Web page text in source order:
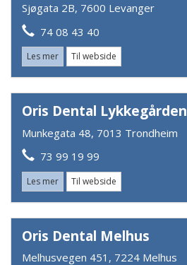
Sjøgata 2B, 7600 Levanger
74 08 43 40
Les mer Til webside
Oris Dental Lykkegården
Munkegata 48, 7013 Trondheim
73 99 19 99
Les mer Til webside
Oris Dental Melhus
Melhusvegen 451, 7224 Melhus